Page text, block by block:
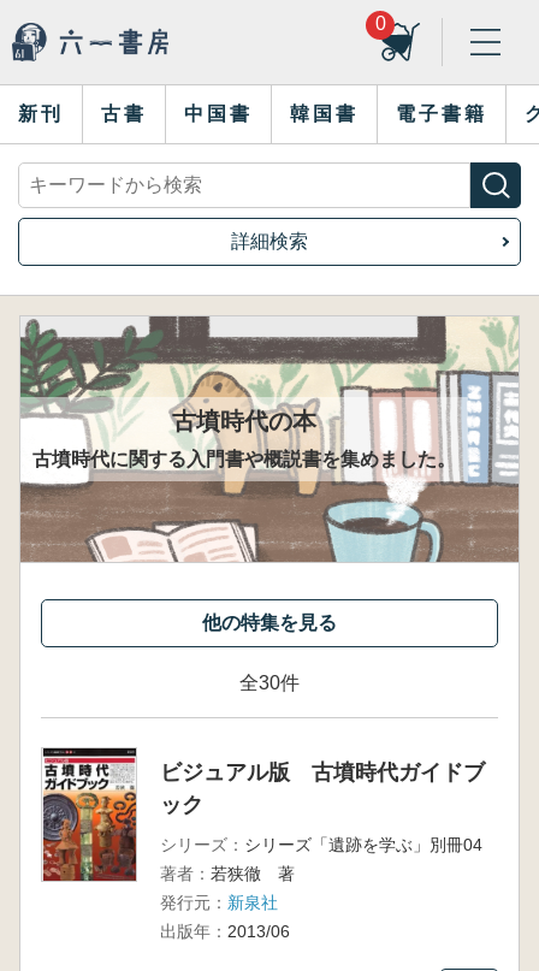
0
新刊 古書 中国書 韓国書 電子書籍
詳細検索
古墳時代の本
古墳時代に関する入門書や概説書を集めました。
全30件
ビジュアル版 古墳時代ガイドブ
ック
シリーズ： シリーズ「遺跡を学ぶ」別冊04
著者： 若狭徹 著
発行元： 新泉社
出版年： 2013/06